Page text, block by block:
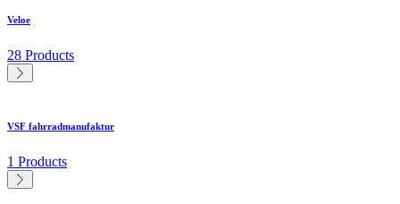
Veloe
28 Products
VSF fahrradmanufaktur
1 Products